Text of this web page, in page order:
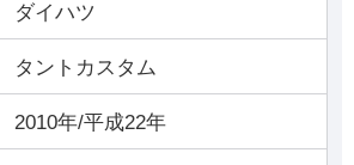
ダイハツ
タントカスタム
2010年/平成22年